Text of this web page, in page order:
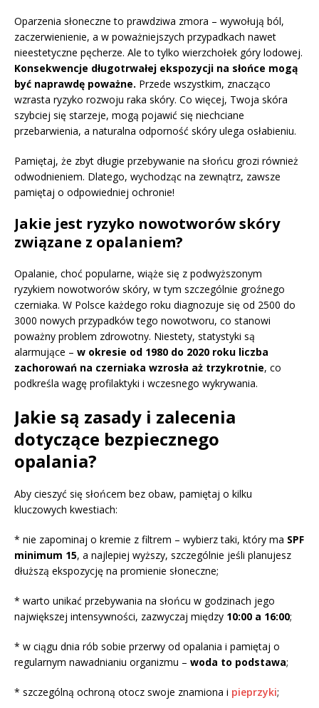
Oparzenia słoneczne to prawdziwa zmora – wywołują ból,
zaczerwienienie, a w poważniejszych przypadkach nawet
nieestetyczne pęcherze. Ale to tylko wierzchołek góry lodowej.
Konsekwencje długotrwałej ekspozycji na słońce mogą
być naprawdę poważne. Przede wszystkim, znacząco
wzrasta ryzyko rozwoju raka skóry. Co więcej, Twoja skóra
szybciej się starzeje, mogą pojawić się niechciane
przebarwienia, a naturalna odporność skóry ulega osłabieniu.
Pamiętaj, że zbyt długie przebywanie na słońcu grozi również
odwodnieniem. Dlatego, wychodząc na zewnątrz, zawsze
pamiętaj o odpowiedniej ochronie!
Jakie jest ryzyko nowotworów skóry
związane z opalaniem?
Opalanie, choć popularne, wiąże się z podwyższonym
ryzykiem nowotworów skóry, w tym szczególnie groźnego
czerniaka. W Polsce każdego roku diagnozuje się od 2500 do
3000 nowych przypadków tego nowotworu, co stanowi
poważny problem zdrowotny. Niestety, statystyki są
alarmujące – w okresie od 1980 do 2020 roku liczba
zachorowań na czerniaka wzrosła aż trzykrotnie, co
podkreśla wagę profilaktyki i wczesnego wykrywania.
Jakie są zasady i zalecenia
dotyczące bezpiecznego
opalania?
Aby cieszyć się słońcem bez obaw, pamiętaj o kilku
kluczowych kwestiach:
* nie zapominaj o kremie z filtrem – wybierz taki, który ma SPF
minimum 15, a najlepiej wyższy, szczególnie jeśli planujesz
dłuższą ekspozycję na promienie słoneczne;
* warto unikać przebywania na słońcu w godzinach jego
największej intensywności, zazwyczaj między 10:00 a 16:00;
* w ciągu dnia rób sobie przerwy od opalania i pamiętaj o
regularnym nawadnianiu organizmu – woda to podstawa;
* szczególną ochroną otocz swoje znamiona i pieprzyki;